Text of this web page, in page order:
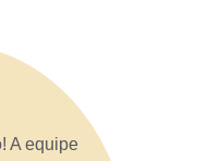
A equipe